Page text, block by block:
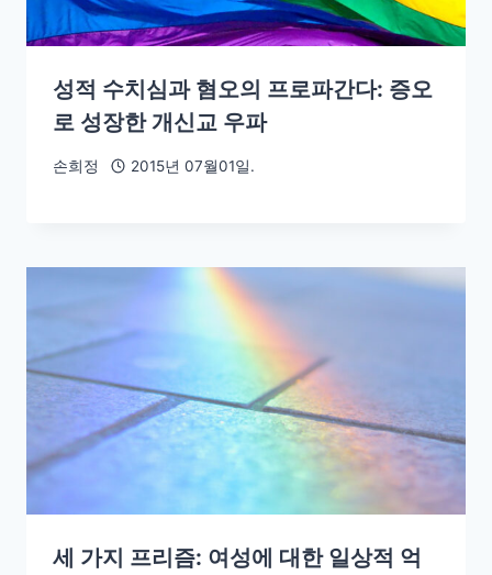
성적 수치심과 혐오의 프로파간다: 증오
로 성장한 개신교 우파
손희정 2015년 07월01일.
세 가지 프리즘: 여성에 대한 일상적 억